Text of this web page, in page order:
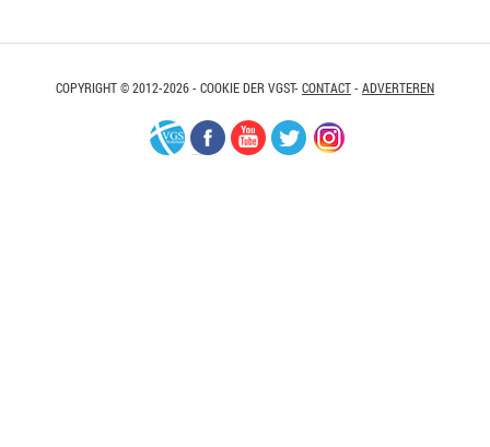
COPYRIGHT © 2012-2026 - COOKIE DER VGST- CONTACT- ADVERTEREN